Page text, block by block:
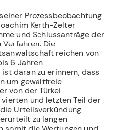
Prozessbeobachtung
Kerth-Zelter
und Schlussanträge der
Die
reichen von
6 Jahren
daran zu erinnern, dass
um gewaltfreie
von der Türkei
und letzten Teil der
Urteilsverkündung
zu langen